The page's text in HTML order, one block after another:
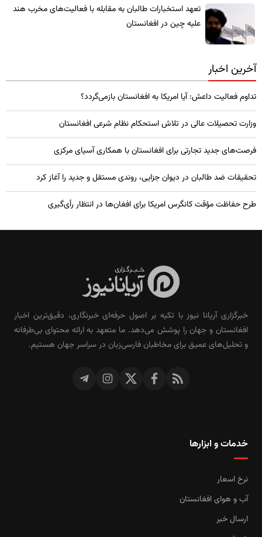
تعهد استخبارات طالبان به مقابله با فعالیت‌های مخرب هند
علیه چین در افغانستان
آخرین اخبار
تداوم فعالیت داعش: آیا امریکا به افغانستان بازمی‌گردد؟
وزارت تحصیلات عالی در تلاش استحکام نظام شرعی افغانستان
فرصت‌های جدید تجارتی برای افغانستان با همکاری آسیای مرکزی
تحقیقات ضد طالبان در دیوان جزایی، روندی مستقل و جدید را آغاز کرد
طرح حفاظت مؤقت کانگرس امریکا برای افغان‌ها در انتظار رأی‌گیری
خبرگزاری آریانا نیوز با تکیه بر اصول حرفه‌ای خبرنگاری، دقیق‌ترین اخبار
افغانستان و جهان را پوشش می‌دهد. ما متعهد به ارائه محتوای بی‌طرفانه
و تحلیل‌های عمیق برای مخاطبان فارسی‌زبان در سراسر جهان هستیم.
خدمات و ابزارها
نرخ اسعار
آب و هوای افغانستان
ارسال خبر